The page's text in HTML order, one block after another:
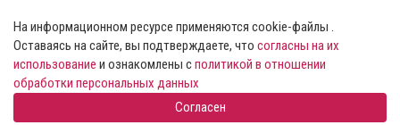
На информационном ресурсе применяются cookie-файлы .
Оставаясь на сайте, вы подтверждаете, что согласны на их
использование и ознакомлены сполитикой в отношении
обработки персональных данных
Согласен